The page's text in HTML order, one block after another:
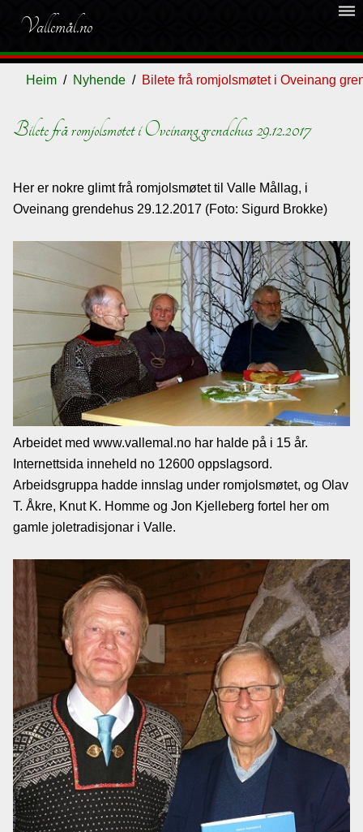
Vallemål.no
dehaze
Heim Nyhende Bilete frå romjolsmøtet i Oveinang
Bilete frå romjolsmøtet i Oveinang grendehus 29.12.2017
Her er nokre glimt frå romjolsmøtet til Valle Mållag, i
Oveinang grendehus 29.12.2017 (Foto: Sigurd Brokke)
Arbeidet med www.vallemal.no har halde på i 15 år.
Internettsida inneheld no 12600 oppslagsord.
Arbeidsgruppa hadde innslag under romjolsmøtet, og Olav
T. Åkre, Knut K. Homme og Jon Kjelleberg fortel her om
gamle joletradisjonar i Valle.
Ordliste
Om
Gjestebok
Nyhende
Lenkjer
Kontakt
oss